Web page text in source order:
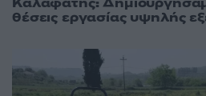
Καλαφάτης:
θέσεις εργασίας υψηλής